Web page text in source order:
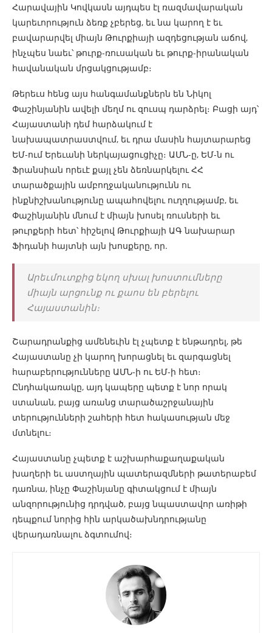
Հարավային Կովկասն այդպես էլ ռազմավարական
կարեւորություն ձեռք չբերեց, եւ նա կարող է եւ
բավարարվել միայն Թուրքիայի ազդեցության աճով,
ինչպես նաեւ՝ թուրք-ռուսական եւ թուրք-իրանական
հավանական մրցակցությամբ։
Թերեւս հենց այս հանգամանքներն են Նիկոլ
Փաշինյանին ավելի մեղմ ու զուսպ դարձրել։ Բացի այդ՝
Հայաստանի դեմ հարձակում է
նախապատրաստվում, եւ դրա մասին հայտարարեց
ԵՄ-ում Երեւանի ներկայացուցիչը։ ԱՄՆ-ը, ԵՄ-ն ու
Ֆրանսիան որեւէ քայլ չեն ձեռնարկելու ՀՀ
տարածքային ամբողջականությունն ու
ինքնիշխանությունը ապահովելու ուղղությամբ, եւ
Փաշինյանին մնում է միայն խոսել ռուսների եւ
թուրքերի հետ՝ հիշելով Թուրքիայի ԱԳ նախարար
Ֆիդանի հայտնի այն խոսքերը, որ.
Արեւմուտքից եկող սխալ խոստումները
միայն արցունք ու քաոս են բերելու
Հայաստանին։
Շարադրանքից ամենեւին էլ չպետք է ենթադրել, թե
Հայաստանը չի կարող խորացնել եւ զարգացնել
հարաբերությունները ԱՄՆ-ի ու ԵՄ-ի հետ։
Ընդհակառակը, այդ կապերը պետք է նոր որակ
ստանան, բայց առանց տարածաշրջանային
տերությունների շահերի հետ հակասության մեջ
մտնելու։
Հայաստանը չպետք է աշխարհաքաղաքական
խաղերի եւ աստղային պատերազմների թատերաբեմ
դառնա, ինչը Փաշինյանը գիտակցում է միայն
անզորությունից դրդված, բայց նպաստավոր առիթի
դեպքում նորից հին արկածախնդրությանը
վերադառնալու ձգտումով։